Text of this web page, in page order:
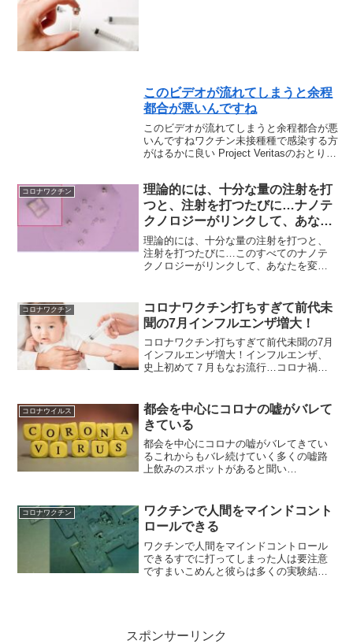
このビデオが流れてしまうと余程
都合が悪いんですね
このビデオが流れてしまうと余程都合が悪
いんですねワクチン未接種種で感染する方
がはるかに良い Project Veritasのおとり捜
と抗体に関する率直なコメントを捉...
コロナワクチン
理論的には、十分な量の注射を打
つと、注射を打つたびに…ナノテ
クノロジーがリンクして、あなた
を変えてしまうのです。どこにい
てもスターリンク衛星が受信し、
ルーターアンテナ（あなた）にな
理論的には、十分な量の注射を打つと、
注射を打つたびに…このすべてのナノテ
クノロジーがリンクして、あなたを変え
ンテナ（あなた）になり、信号を受信し
送信する竹下雅敏氏からの...
コロナワクチン
コロナワクチン打ちすぎて前代未
聞の7月インフルエンザ増大！
コロナワクチン打ちすぎて前代未聞の7月
インフルエンザ増大！インフルエンザ、
史上初めて７月もなお流行…コロナ禍で
までの１週間に全国約５０００か所の定
点医療機関...
コロナウイルス
都会を中心にコロナの嘘がバレて
きている
都会を中心にコロナの嘘がバレてきてい
るこれからもバレ続けていく多くの嘘路
上飲みのスポットがあると聞い
ミス@6qjuV5hiF0ZvJZE俺が上司に貼っ
てこいと言...
コロナワクチン
ワクチンで人間をマインドコント
ロールできる
ワクチンで人間をマインドコントロール
できるすでに打ってしまった人は要注意
ですまいこめんと彼らは多くの実験結果
スポンサーリンク